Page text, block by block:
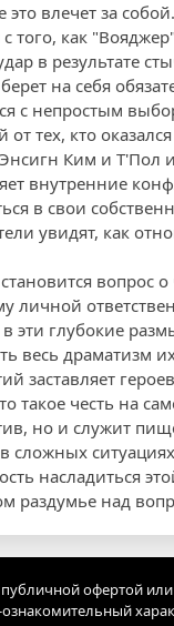
влечет за собой.
того, как
в результате
на себя
с непростым
тех, кто
Ким и Т'Пол
внутренние
в свои
увидят, как
вопрос
личной
эти глубокие
весь драматизм
заставляет
такое честь на
но и служит
сложных
насладиться
раздумье над
офертой